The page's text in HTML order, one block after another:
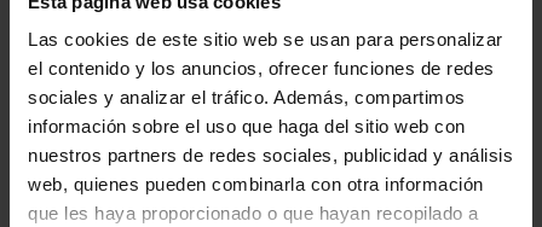
Las cookies de este sitio web se usan para personalizar
el contenido y los anuncios, ofrecer funciones de redes
sociales y analizar el tráfico. Además, compartimos
información sobre el uso que haga del sitio web con
nuestros partners de redes sociales, publicidad y análisis
web, quienes pueden combinarla con otra información
que les haya proporcionado o que hayan recopilado a
El uso por parte de Pupilz y la transferencia a cualquier otra
aplicación de la información recibida de las APIs de Google se ajusta
a laPolítica de Datos de Usuario de los Servicios de API de Google
incluidos los requisitos de Uso Limitado.